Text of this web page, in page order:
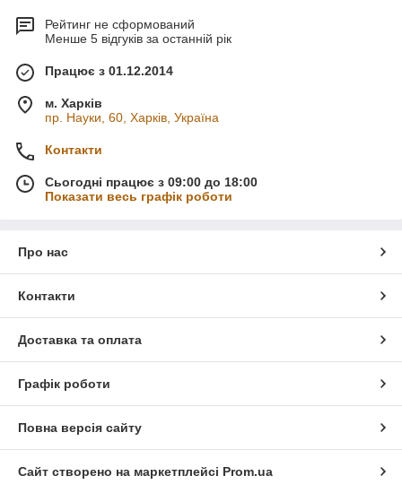
Рейтинг не сформований
Менше 5 відгуків за останній рік
Працює з 01.12.2014
м. Харків
пр. Науки, 60, Харків, Україна
Контакти
Сьогодні працює з 09:00 до 18:00
Показати весь графік роботи
Про нас
Контакти
Доставка та оплата
Графік роботи
Повна версія сайту
Сайт створено на маркетплейсі Prom.ua